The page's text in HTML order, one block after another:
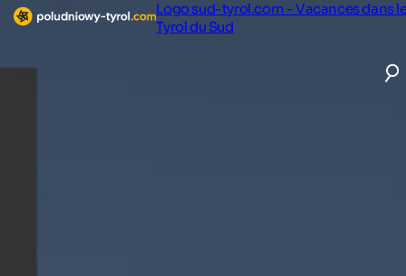
Logo sud-tyrol.com - Vacances dans
Tyrol du Sud